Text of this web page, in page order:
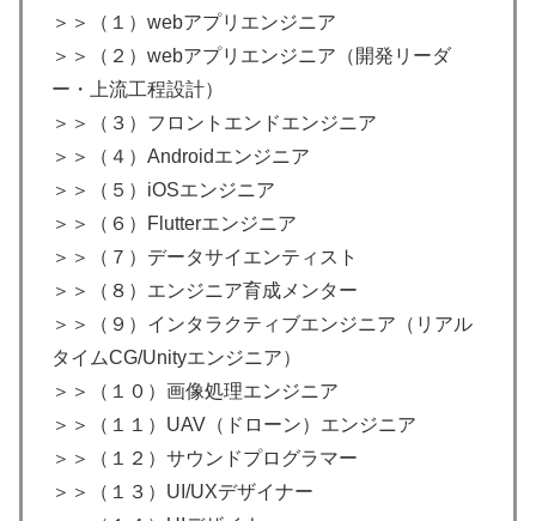
＞＞（１）webアプリエンジニア
＞＞（２）webアプリエンジニア（開発リーダ
ー・上流工程設計）
＞＞（３）フロントエンドエンジニア
＞＞（４）Androidエンジニア
＞＞（５）iOSエンジニア
＞＞（６）Flutterエンジニア
＞＞（７）データサイエンティスト
＞＞（８）エンジニア育成メンター
＞＞（９）インタラクティブエンジニア（リアル
タイムCG/Unityエンジニア）
＞＞（１０）画像処理エンジニア
＞＞（１１）UAV（ドローン）エンジニア
＞＞（１２）サウンドプログラマー
＞＞（１３）UI/UXデザイナー